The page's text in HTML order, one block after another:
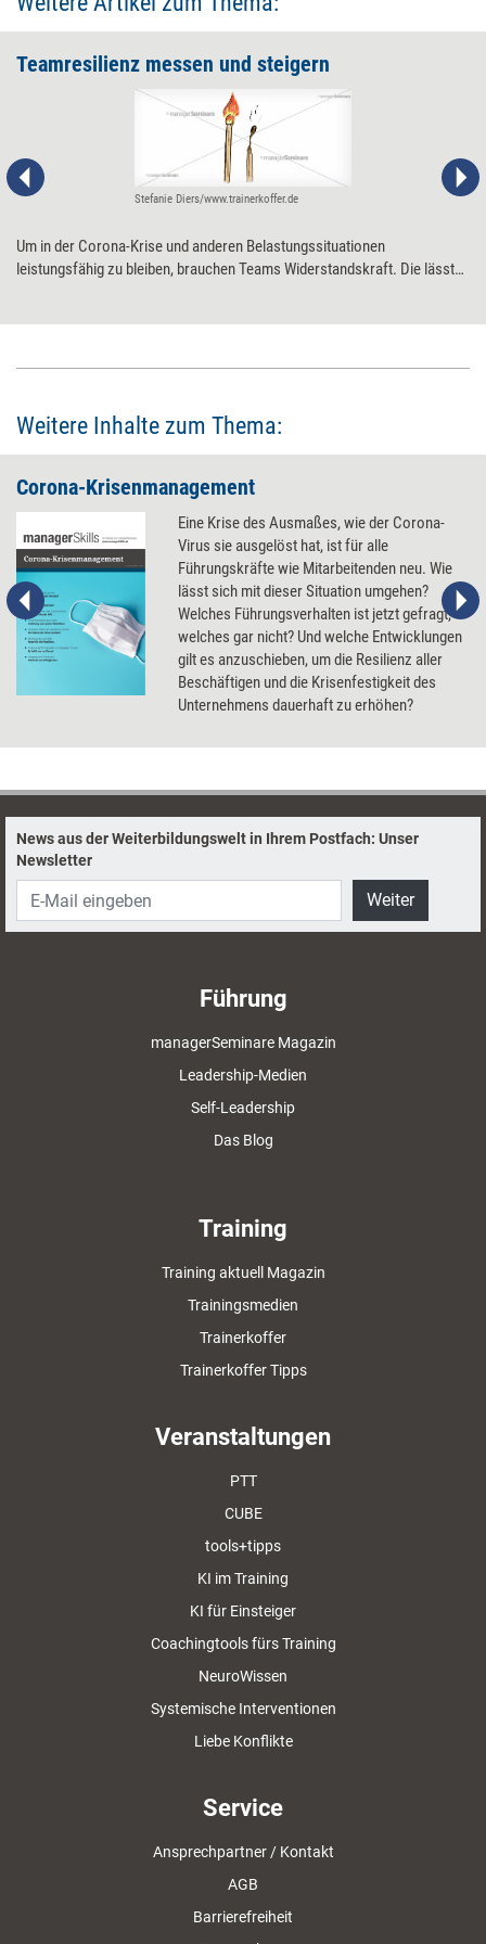
Teamresilienz messen und steigern
Stefanie Diers/www.trainerkoffer.de
Um in der Corona-Krise und anderen Belastungssituationen
leistungsfähig zu bleiben, brauchen Teams Widerstandskraft. Die lässt
Weitere Inhalte zum Thema:
Corona-Krisenmanagement
Eine Krise des Ausmaßes, wie der Corona-
Virus sie ausgelöst hat, ist für alle
Führungskräfte wie Mitarbeitenden neu. Wie
lässt sich mit dieser Situation umgehen?
Welches Führungsverhalten ist jetzt gefragt,
welches gar nicht? Und welche Entwicklungen
gilt es anzuschieben, um die Resilienz aller
Beschäftigen und die Krisenfestigkeit des
Unternehmens dauerhaft zu erhöhen?
News aus der Weiterbildungswelt in Ihrem Postfach: Unser
Newsletter
Weiter
Führung
managerSeminare Magazin
Leadership-Medien
Self-Leadership
Das Blog
Training
Training aktuell Magazin
Trainingsmedien
Trainerkoffer
Trainerkoffer Tipps
Veranstaltungen
PTT
CUBE
tools+tipps
KI im Training
KI für Einsteiger
Coachingtools fürs Training
NeuroWissen
Systemische Interventionen
Liebe Konflikte
Service
Ansprechpartner / Kontakt
AGB
Barrierefreiheit